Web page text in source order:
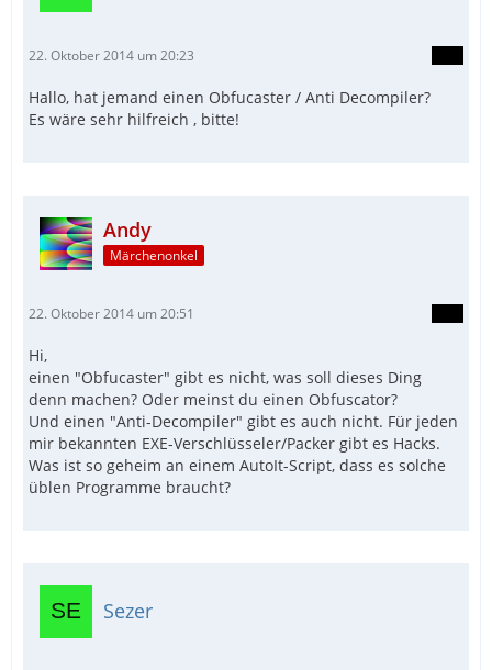
22. Oktober 2014 um 20:23
Hallo, hat jemand einen Obfucaster / Anti Decompiler?
Es wäre sehr hilfreich , bitte!
Andy
Märchenonkel
22. Oktober 2014 um 20:51
Hi,
einen "Obfucaster" gibt es nicht, was soll dieses Ding
denn machen? Oder meinst du einen Obfuscator?
Und einen "Anti-Decompiler" gibt es auch nicht. Für jeden
mir bekannten EXE-Verschlüsseler/Packer gibt es Hacks.
Was ist so geheim an einem AutoIt-Script, dass es solche
üblen Programme braucht?
Sezer